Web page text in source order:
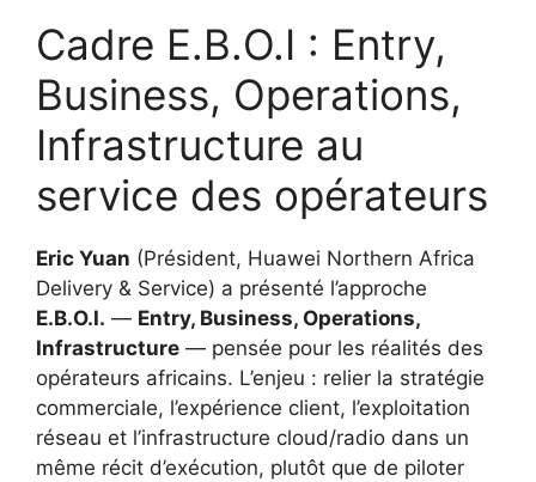
Cadre E.B.O.I : Entry,
Business, Operations,
Infrastructure au
service des opérateurs
Eric Yuan (Président, Huawei Northern Africa
Delivery & Service) a présenté l’approche
E.B.O.I. — Entry, Business, Operations,
Infrastructure — pensée pour les réalités des
opérateurs africains. L’enjeu : relier la stratégie
commerciale, l’expérience client, l’exploitation
réseau et l’infrastructure cloud/radio dans un
même récit d’exécution, plutôt que de piloter